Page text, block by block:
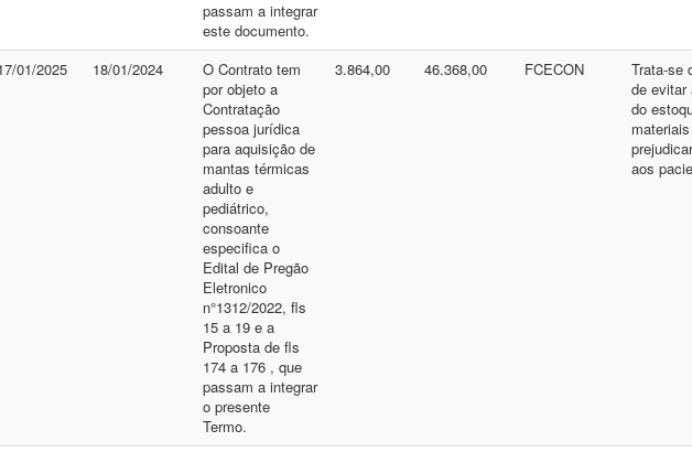
passam a integrar
este documento.
01/2025 18/01/2024
O Contrato tem
por objeto a
Contratação
pessoa jurídica
para aquisição de
mantas térmicas
adulto e
pediátrico,
consoante
especifica o
Edital de Pregão
Eletronico
n°1312/2022, fls
15 a 19 e a
Proposta de fls
174 a 176 , que
passam a integrar
o presente
Termo.
3.864,00 46.368,00 FCECON
Trata-se
de evitar
do
aos